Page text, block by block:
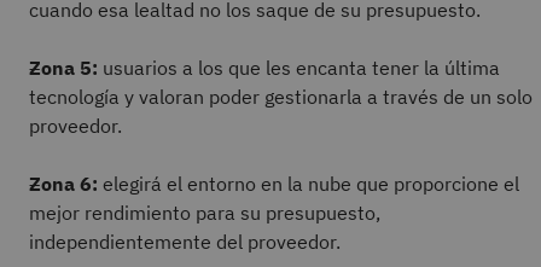
cuando esa lealtad no los saque de su presupuesto.
Zona 5: usuarios a los que les encanta tener la última
tecnología y valoran poder gestionarla a través de un solo
proveedor.
Zona 6: elegirá el entorno en la nube que proporcione el
mejor rendimiento para su presupuesto,
independientemente del proveedor.